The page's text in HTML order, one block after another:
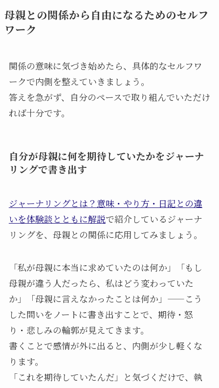
母親との関係から自由になるためのセルフ
ワーク
関係の意味に気づき始めたら、具体的なセルフワ
ークで内側を整えていきましょう。
答えを急がず、自分のペースで取り組んでいただけ
れば十分です。
自分が母親に何を期待していたかをジャーナ
リングで書き出す
ジャーナリングとは？意味・やり方・日記との違
いを体験談とともに解説で紹介しているジャーナ
リングを、母親との関係に応用してみましょう。
「私が母親に本当に求めていたのは何か」「もし
母親が違う人だったら、私はどう変わっていた
か」「母親に言えなかったことは何か」——こう
した問いをノートに書き出すことで、期待・怒
り・悲しみの輪郭が見えてきます。
書くことで感情が外に出ると、内側が少し軽くな
ります。
「これを期待していたんだ」と気づくだけで、執